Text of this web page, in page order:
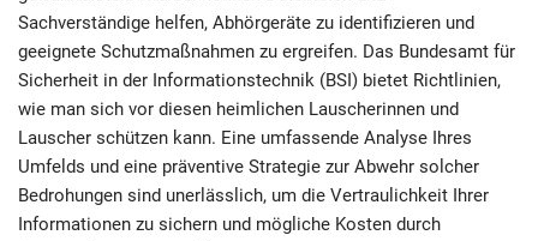
Sachverständige helfen, Abhörgeräte zu identifizieren und
geeignete Schutzmaßnahmen zu ergreifen. Das Bundesamt für
Sicherheit in der Informationstechnik (BSI) bietet Richtlinien,
wie man sich vor diesen heimlichen Lauscherinnen und
Lauscher schützen kann. Eine umfassende Analyse Ihres
Umfelds und eine präventive Strategie zur Abwehr solcher
Bedrohungen sind unerlässlich, um die Vertraulichkeit Ihrer
Informationen zu sichern und mögliche Kosten durch